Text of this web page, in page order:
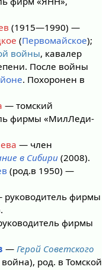
(1915—1990) —
(Первомайское);
войны, кавалер
После войны
. Похоронен в
— томский
фирмы «МилЛеди-
— член
в Сибири (2008).
(род.в 1950) —
фирмы
фирмы
— Герой Советского
род. в Томской